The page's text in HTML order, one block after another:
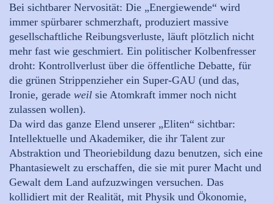
Bei sichtbarer Nervosität: Die „Energiewende“ wird
immer spürbarer schmerzhaft, produziert massive
gesellschaftliche Reibungsverluste, läuft plötzlich nicht
mehr fast wie geschmiert. Ein politischer Kolbenfresser
droht: Kontrollverlust über die öffentliche Debatte, für
die grünen Strippenzieher ein Super-GAU (und das,
Ironie, gerade weil sie Atomkraft immer noch nicht
zulassen wollen).
Da wird das ganze Elend unserer „Eliten“ sichtbar:
Intellektuelle und Akademiker, die ihr Talent zur
Abstraktion und Theoriebildung dazu benutzen, sich eine
Phantasiewelt zu erschaffen, die sie mit purer Macht und
Gewalt dem Land aufzuzwingen versuchen. Das
kollidiert mit der Realität, mit Physik und Ökonomie,